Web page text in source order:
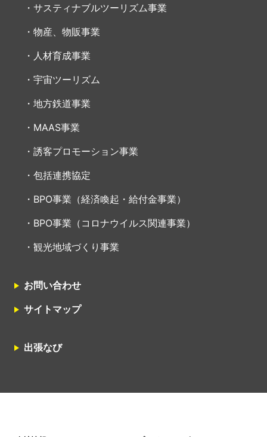
サスティナブルツーリズム事業
物産、物販事業
人材育成事業
宇宙ツーリズム
地方鉄道事業
MAAS事業
誘客プロモーション事業
包括連携協定
BPO事業（経済喚起・給付金事業）
BPO事業（コロナウイルス関連事業）
観光地域づくり事業
お問い合わせ
サイトマップ
出張なび